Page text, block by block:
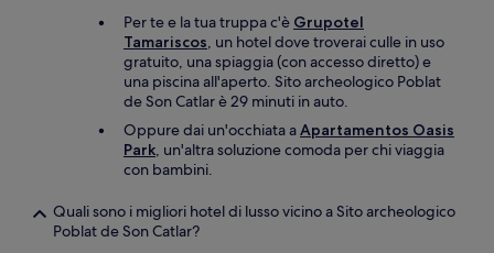
Per te e la tua truppa c'è Grupotel
Tamariscos, un hotel dove troverai culle in uso
gratuito, una spiaggia (con accesso diretto) e
una piscina all'aperto. Sito archeologico Poblat
de Son Catlar è 29 minuti in auto.
Oppure dai un'occhiata aApartamentos Oasis
Park, un'altra soluzione comoda per chi viaggia
con bambini.
Quali sono i migliori hotel di lusso vicino a Sito archeologico
Poblat de Son Catlar?